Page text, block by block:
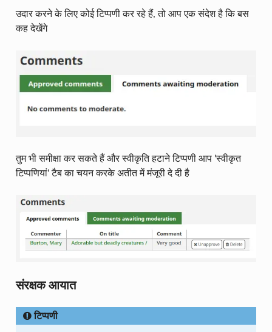
उदार करने के लिए कोई टिप्पणी कर रहे हैं, तो आप एक संदेश है कि बस
कह देखेंगे
तुम भी समीक्षा कर सकते हैं और स्वीकृति हटाने टिप्पणी आप 'स्वीकृत
टिप्पणियां' टैब का चयन करके अतीत में मंजूरी दे दी है
संरक्षक आयात
टिप्पणी